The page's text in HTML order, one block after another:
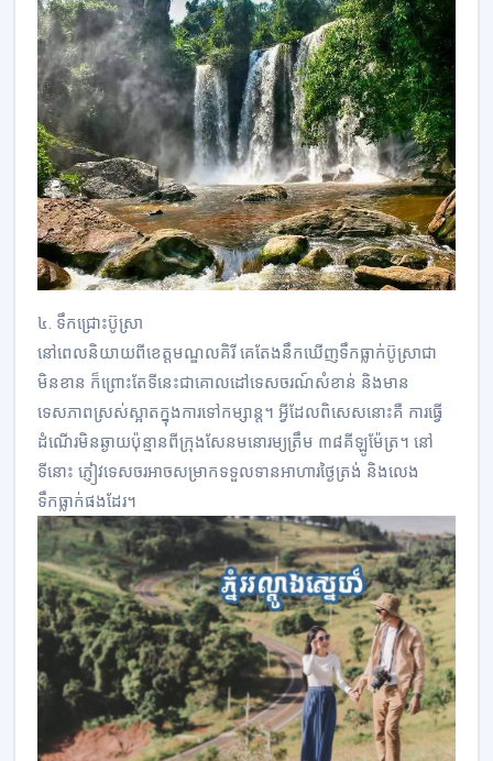
៤. ទឹកជ្រោះប៊ូស្រា
នៅពេលនិយាយពីខេត្តមណ្ឌលគិរី គេតែងនឹកឃើញទឹកធ្លាក់ប៊ូស្រាជា
មិនខាន ក៏ព្រោះតែទីនេះជាគោលដៅទេសចរណ៍សំខាន់ និងមាន
ទេសភាពស្រស់ស្អាតក្នុងការទៅកម្សាន្ត។ អ្វីដែលពិសេសនោះគឺ ការធ្វើ
ដំណើរមិនឆ្ងាយប៉ុន្មានពីក្រុងសែនមនោរម្យត្រឹម ៣៨គីឡូម៉ែត្រ។ នៅ
ទីនោះ ភ្ញៀវទេសចរអាចសម្រាកទទួលទានអាហារថ្ងៃត្រង់ និងលេង
ទឹកធ្លាក់ផងដែរ។